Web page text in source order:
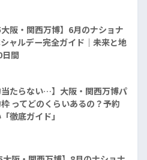
大阪・関西万博】6月のナショナ
ャルデー完全ガイド｜未来と地
間
当たらない…】大阪・関西万博パ
ってどのくらいあるの？予約
徹底ガイド」